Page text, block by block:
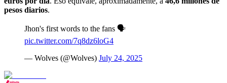
pesos diarios.
Jhon's first words to the fans 🗣️
pic.twitter.com/7q8dz6loG4
— Wolves (@Wolves) July 24, 2025